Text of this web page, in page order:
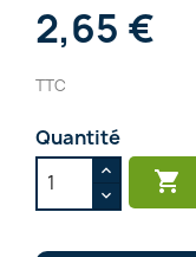
2,65 €
TTC
Quantité
